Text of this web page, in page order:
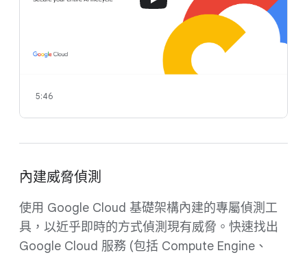
5:46
內建威脅偵測
使用 Google Cloud 基礎架構內建的專屬偵測工
具，以近乎即時的方式偵測現有威脅。快速找出
Google Cloud 服務 (包括 Compute Engine、